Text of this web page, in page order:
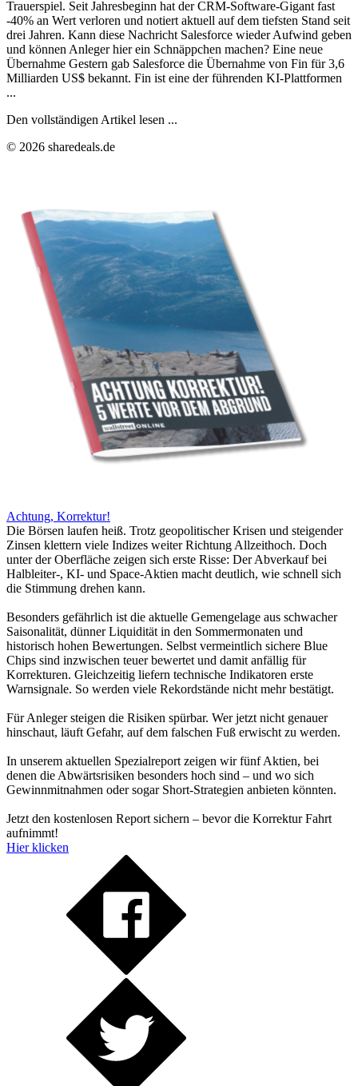
Trauerspiel. Seit Jahresbeginn hat der CRM-Software-Gigant fast
-40% an Wert verloren und notiert aktuell auf dem tiefsten Stand seit
drei Jahren. Kann diese Nachricht Salesforce wieder Aufwind geben
und können Anleger hier ein Schnäppchen machen? Eine neue
Übernahme Gestern gab Salesforce die Übernahme von Fin für 3,6
Milliarden US$ bekannt. Fin ist eine der führenden KI-Plattformen
...
Den vollständigen Artikel lesen ...
© 2026 sharedeals.de
Achtung, Korrektur!
Die Börsen laufen heiß. Trotz geopolitischer Krisen und steigender
Zinsen klettern viele Indizes weiter Richtung Allzeithoch. Doch
unter der Oberfläche zeigen sich erste Risse: Der Abverkauf bei
Halbleiter-, KI- und Space-Aktien macht deutlich, wie schnell sich
die Stimmung drehen kann.
Besonders gefährlich ist die aktuelle Gemengelage aus schwacher
Saisonalität, dünner Liquidität in den Sommermonaten und
historisch hohen Bewertungen. Selbst vermeintlich sichere Blue
Chips sind inzwischen teuer bewertet und damit anfällig für
Korrekturen. Gleichzeitig liefern technische Indikatoren erste
Warnsignale. So werden viele Rekordstände nicht mehr bestätigt.
Für Anleger steigen die Risiken spürbar. Wer jetzt nicht genauer
hinschaut, läuft Gefahr, auf dem falschen Fuß erwischt zu werden.
In unserem aktuellen Spezialreport zeigen wir fünf Aktien, bei
denen die Abwärtsrisiken besonders hoch sind – und wo sich
Gewinnmitnahmen oder sogar Short-Strategien anbieten könnten.
Jetzt den kostenlosen Report sichern – bevor die Korrektur Fahrt
aufnimmt!
Hier klicken